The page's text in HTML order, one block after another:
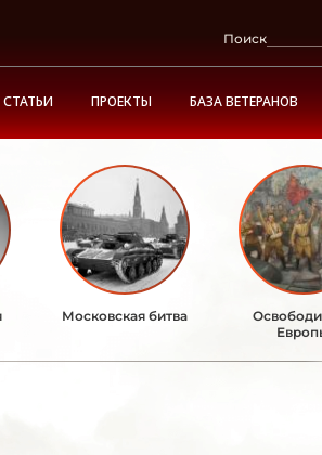
Поиск
ПРОЕКТЫ БАЗА ВЕТЕРАНОВ
Московская битва